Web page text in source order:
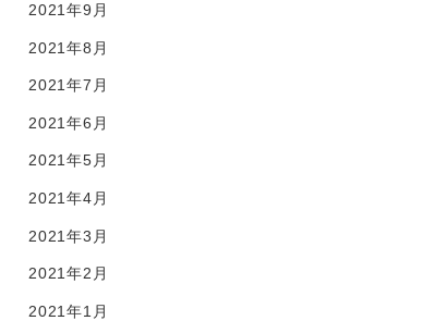
2021年9月
2021年8月
2021年7月
2021年6月
2021年5月
2021年4月
2021年3月
2021年2月
2021年1月